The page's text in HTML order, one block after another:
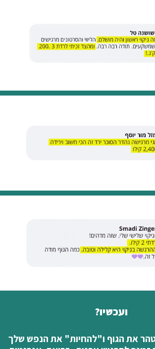
ועכשיו?
את הגוף ו"להחיות" את הנפש שלך